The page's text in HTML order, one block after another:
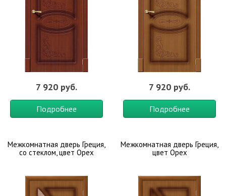
7 920 руб.
Подробнее
7 920 руб.
Подробнее
Межкомнатная дверь Греция,
со стеклом, цвет Орех
Межкомнатная дверь Греция,
цвет Орех